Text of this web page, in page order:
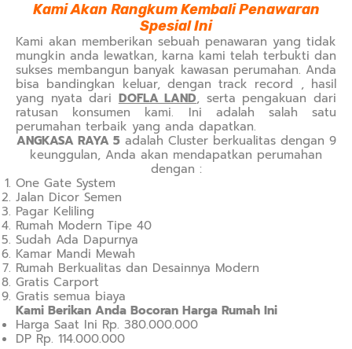
Kami Akan Rangkum Kembali Penawaran
Spesial Ini
Kami akan memberikan sebuah penawaran yang tidak
mungkin anda lewatkan, karna kami telah terbukti dan
sukses membangun banyak kawasan perumahan. Anda
bisa bandingkan keluar, dengan track record , hasil
yang nyata dari DOFLA LAND, serta pengakuan dari
ratusan konsumen kami. Ini adalah salah satu
perumahan terbaik yang anda dapatkan.
ANGKASA RAYA 5adalah Cluster berkualitas dengan 9
keunggulan, Anda akan mendapatkan perumahan
dengan :
One Gate System
Jalan Dicor Semen
Pagar Keliling
Rumah Modern Tipe 40
Sudah Ada Dapurnya
Kamar Mandi Mewah
Rumah Berkualitas dan Desainnya Modern
Gratis Carport
Gratis semua biaya
Kami Berikan Anda Bocoran Harga Rumah Ini
Harga Saat Ini Rp. 380.000.000
DP Rp. 114.000.000